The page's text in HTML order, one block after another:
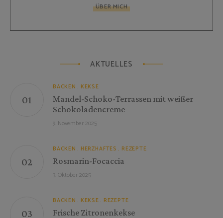
ÜBER MICH
AKTUELLES
BACKEN KEKSE
Mandel-Schoko-Terrassen mit weißer
Schokoladencreme
9. November 2025
BACKEN HERZHAFTES REZEPTE
Rosmarin-Focaccia
3. Oktober 2025
BACKEN KEKSE REZEPTE
Frische Zitronenkekse